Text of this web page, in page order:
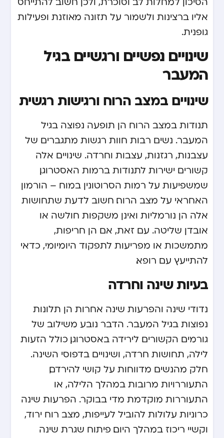
אליו ברצינות ולשמור על תזונה מאוזנת ופעילות
גופנית.
שינויים נפשיים ורגשיים בגיל
המעבר
שינויים במצב הרוח ורגישות רגשית
תנודות במצב הרוח הן תופעה נפוצה בגיל
המעבר. נשים רבות חוות רגשות מתגברים של
עצבנות, רגזנות, עצבות וחרדה. שינויים אלה
קשורים ישירות לתנודות ברמות האסטרוגן,
שמשפיעות על רמות הסרוטונין במוח – הורמון
האחראי על מצב הרוח. חשוב לדעת שתחושות
אלה הן נורמליות ואינן משקפות חולשה או
אובדן שליטה. עם זאת, אם הן חריפות,
מתמשכות או מפריעות לתפקוד היומיומי, כדאי
להתייעץ עם רופא.
בעיות שינה וחרדה
נדודי שינה והפרעות שינה אחרות הן תלונות
נפוצות בגיל המעבר. הדבר נובע משילוב של
גורמים הקשורים לירידה באסטרוגן, כולל הזעות
לילה, תחושות חרדה, ושינויים בדפוסי השינה.
חלק מהנשים מדווחות על קושי להירדם,
התעוררויות מרובות במהלך הלילה, או
התעוררות מוקדמת מדי בבוקר. הפרעות שינה
כרוניות עלולות להוביל לעייפות, מצב רוח ירוד,
וקשיי ריכוז במהלך היום. פיתוח שגרת שינה